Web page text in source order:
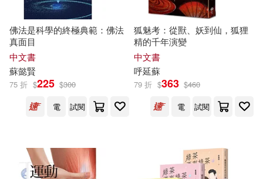
人類文化編輯部(27)
賽雷(27)
龔勛（主編）(27)
（蘇）尼古拉·奧斯特洛夫斯基(27)
(蘇)比安基(26)
中國社會科學出版社(158)
武漢大學出版社(158)
西南交通大學出版社(158)
江蘇鳳凰文藝出版社(157)
佛法是科學的終極典範：佛法
真面目
中文書
蘇懿賢
75 折 $225 $300
電
試閱
狐魅考：從獸、妖到仙，狐狸
精的千年演變
中文書
呼延蘇
79 折 $363 $460
電
試閱